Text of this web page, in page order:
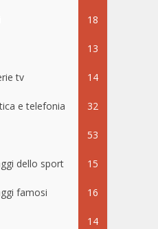
18
13
tv 14
e telefonia 32
53
dello sport 15
famosi 16
14